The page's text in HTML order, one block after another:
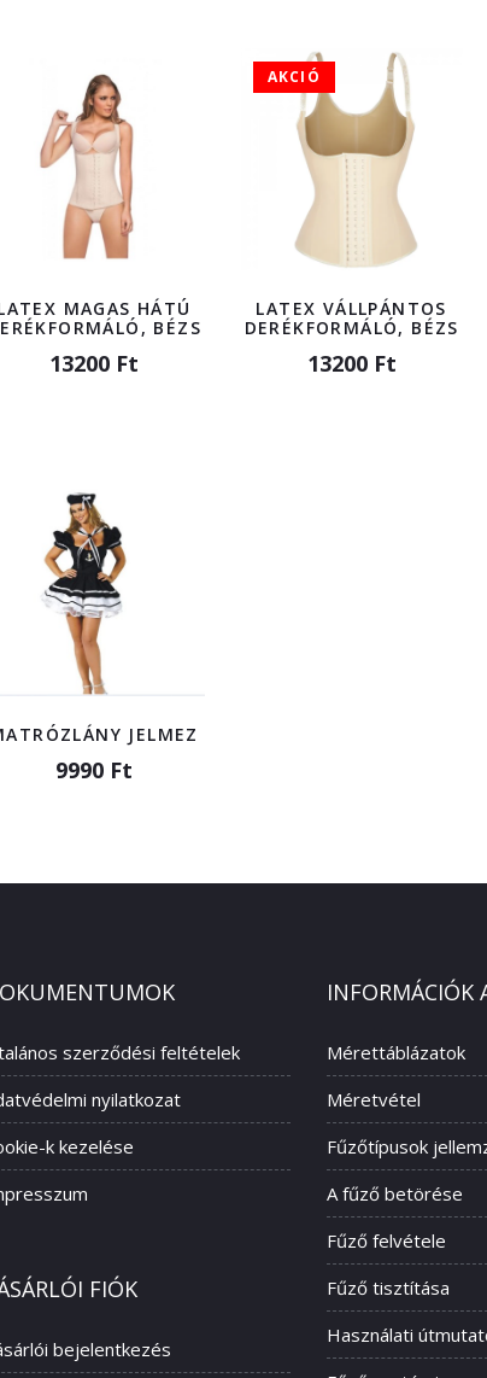
MAGAS HÁTÚ
BÉZS
13200 Ft
AKCIÓ
LATEX VÁLLPÁNTOS
DERÉKFORMÁLÓ, BÉZS
13200 Ft
JELMEZ
9990 Ft
szerződési feltételek
nyilatkozat
k kezelése
FIÓK
bejelentkezés
INFORMÁCIÓK
Mérettáblázatok
Méretvétel
Fűzőtípusok
A fűző betörése
Fűző felvétele
Fűző tisztítása
Használati